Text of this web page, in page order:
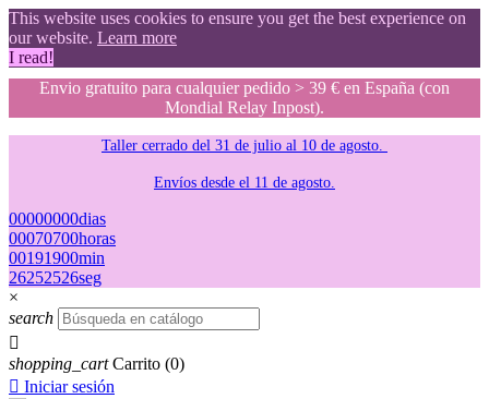
This website uses cookies to ensure you get the best experience on
our website. Learn more
I read!
Envio gratuito para cualquier pedido > 39 € en España (con
Mondial Relay Inpost).
Taller cerrado del 31 de julio al 10 de agosto.
Envíos desde el 11 de agosto.
00000000dias
00070700horas
00191900min
25242425seg
×
search

shopping_cart Carrito (0)
 Iniciar sesión